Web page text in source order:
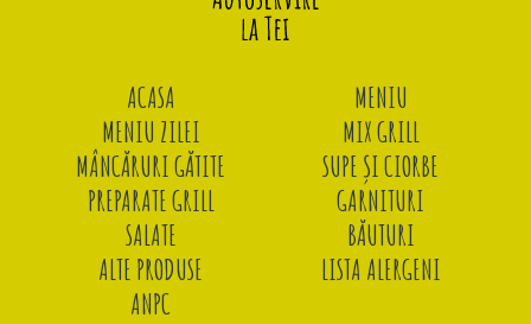
ACASA
MENIU
MENIU ZILEI
MIX GRILL
MÂNCĂRURI GĂTITE
SUPE ȘI CIORBE
PREPARATE GRILL
GARNITURI
SALATE
BĂUTURI
ALTE PRODUSE
LISTA ALERGENI
ANPC